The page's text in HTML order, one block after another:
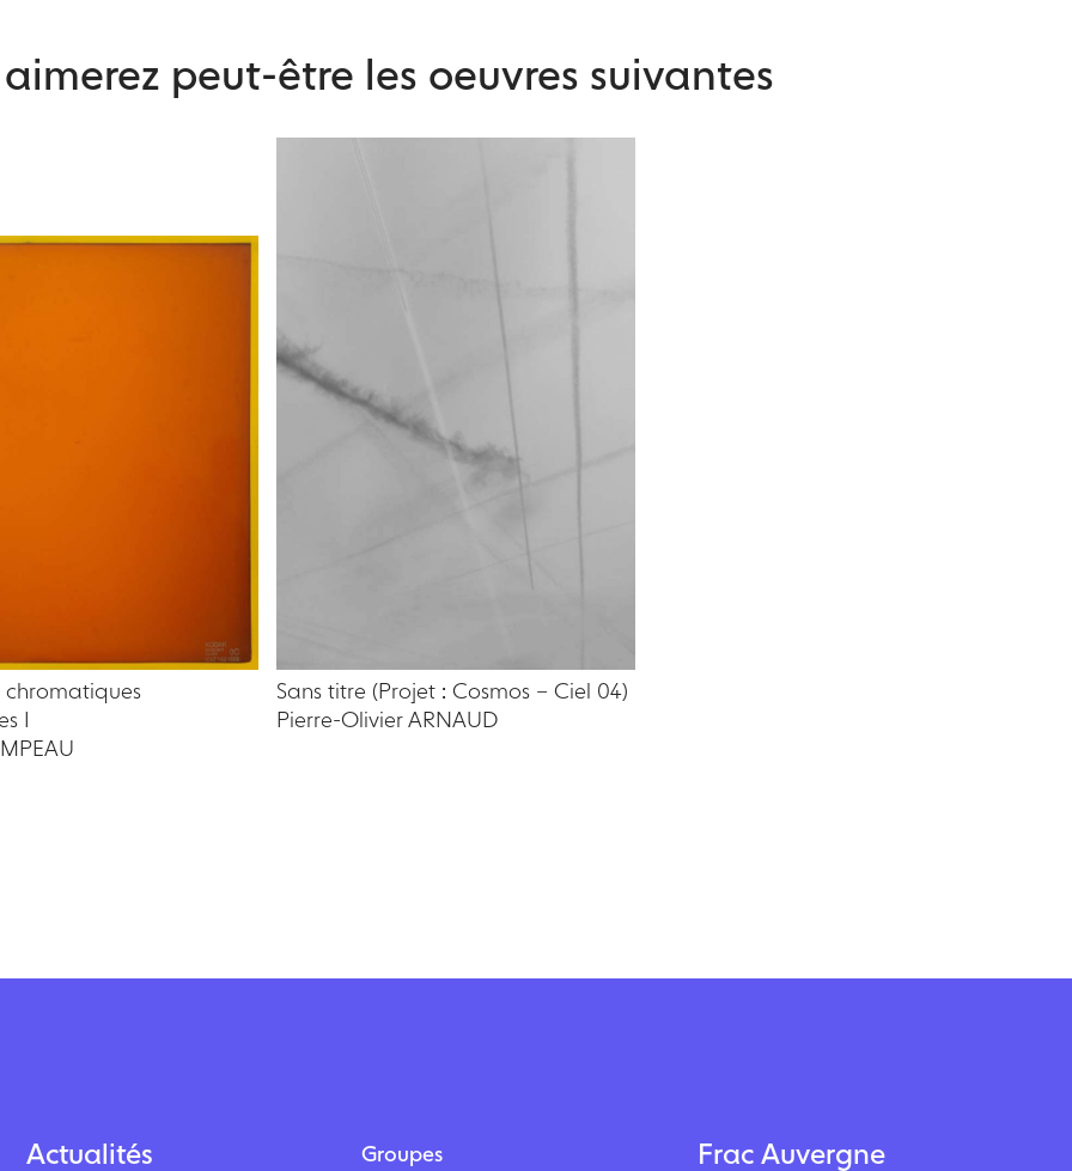
peut-être les oeuvres suivantes
I
Sans titre (Projet : Cosmos – Ciel 04)
Pierre-Olivier ARNAUD
Actualités Groupes Frac Auvergne